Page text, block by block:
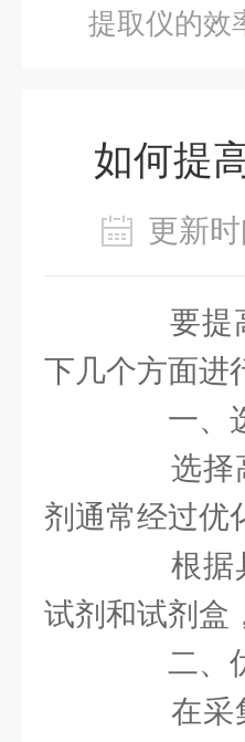
提取仪的效
如何提
更新
要提
下几个方面进
一、选
选择高
剂通常经过优
根据具
试剂和试剂盒
二、优
在采集